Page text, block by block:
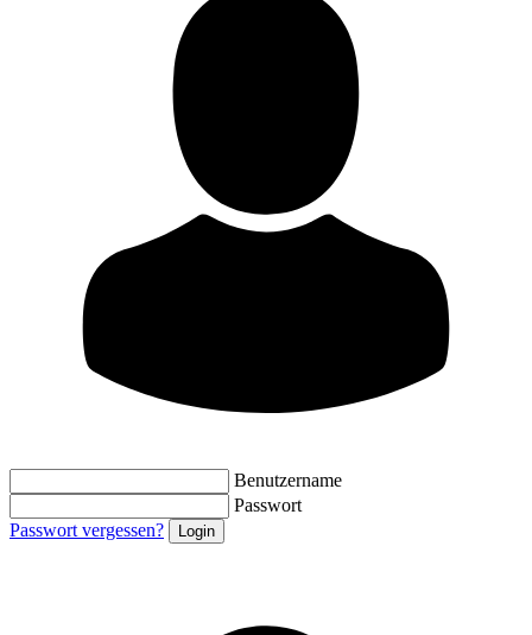
Benutzername
Passwort
Passwort vergessen?